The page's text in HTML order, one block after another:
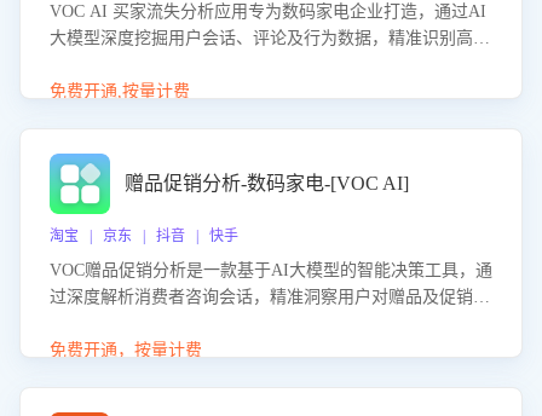
VOC AI 买家流失分析应用专为数码家电企业打造，通过AI
大模型深度挖掘用户会话、评论及行为数据，精准识别高流
应延迟、竞品价格冲击等。系统自动输出可落地的挽回策
免费开通,按量计费
赠品促销分析-数码家电-[VOC AI]
淘宝 | 京东 | 抖音 | 快手
VOC赠品促销分析是一款基于AI大模型的智能决策工具，通
过深度解析消费者咨询会话，精准洞察用户对赠品及促销政
销诉求，帮助企业制定个性化赠品组合策略，优化资源投放
免费开通，按量计费